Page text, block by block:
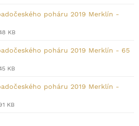
poháru 2019 Merklín -
KB
poháru 2019 Merklín - 65
KB
poháru 2019 Merklín -
KB